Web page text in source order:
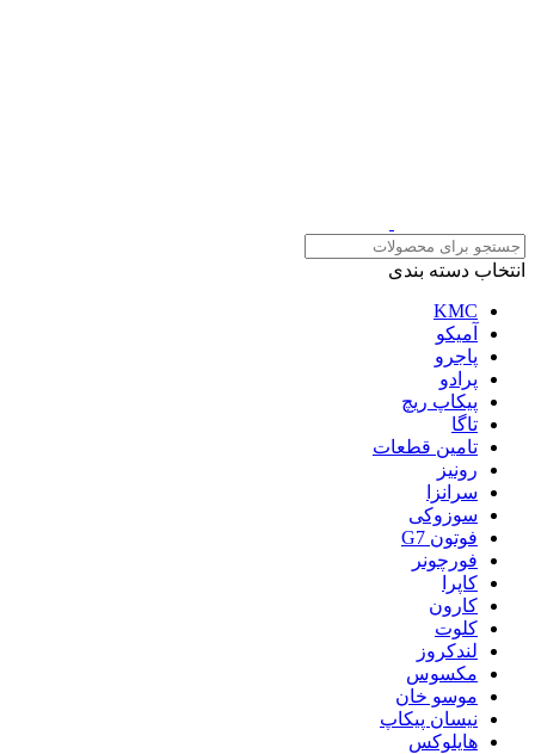
انتخاب دسته بندی
KMC
آمیکو
پاجرو
پرادو
پیکاپ ریچ
تاگا
تامین قطعات
رونیز
سرانزا
سوزوکی
فوتون G7
فورچونر
کاپرا
کارون
کلوت
لندکروز
مکسوس
موسو خان
نیسان پیکاپ
هایلوکس